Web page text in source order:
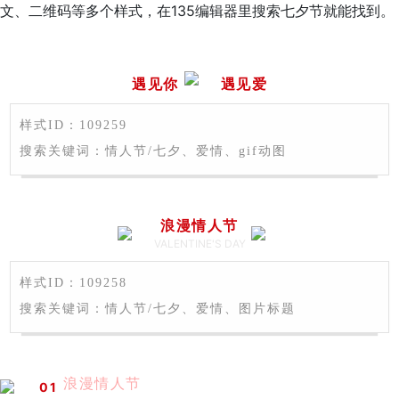
文、二维码等多个样式，在135编辑器里搜索七夕节就能找到。
遇见你 遇见爱
样式ID：109259
搜索关键词：情人节/七夕、爱情、gif动图
浪漫情人节
VALENTINE'S DAY
样式ID：109258
搜索关键词：情人节/七夕、爱情、图片标题
01 浪漫情人节